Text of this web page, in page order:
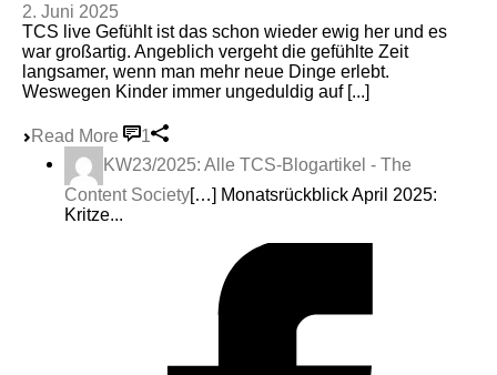
2. Juni 2025
TCS live Gefühlt ist das schon wieder ewig her und es
war großartig. Angeblich vergeht die gefühlte Zeit
langsamer, wenn man mehr neue Dinge erlebt.
Weswegen Kinder immer ungeduldig auf [...]
Read More
1
KW23/2025: Alle TCS-Blogartikel - The
Content Society[…] Monatsrückblick April 2025:
Kritze...